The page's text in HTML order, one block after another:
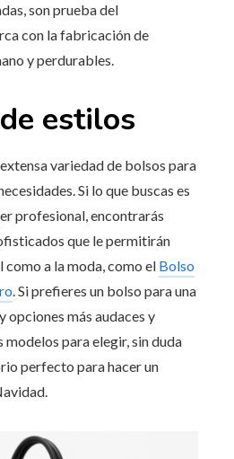
son prueba del
con la fabricación de
y perdurables.
estilos
variedad de bolsos para
Si lo que buscas es
profesional, encontrarás
que le permitirán
a la moda, como el Bolso
. Si prefieres un bolso para una
opciones más audaces y
para elegir, sin duda
perfecto para hacer un